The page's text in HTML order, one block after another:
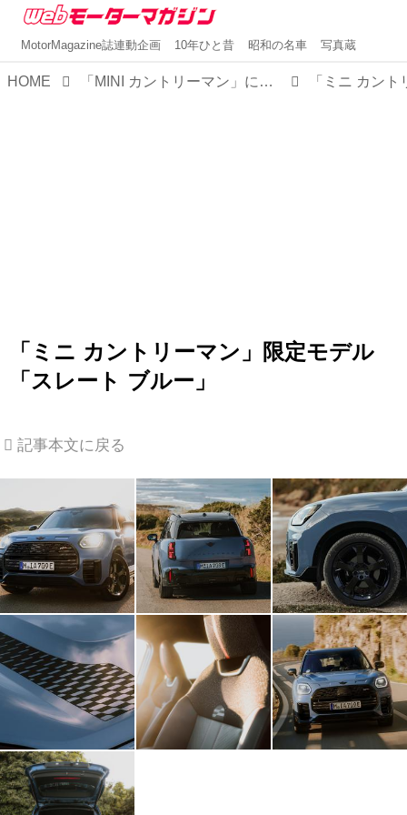
MotorMagazine誌連動企画 10年ひと昔 昭和の名車 写真蔵
HOME 「MINI カントリーマン」に初の限定モデル「スレートブルー」が200台で登場。光で見え方が変化するボディカラーが魅力だ
「ミニ カントリーマン」限定モデル
「スレート ブルー」
記事本文に戻る